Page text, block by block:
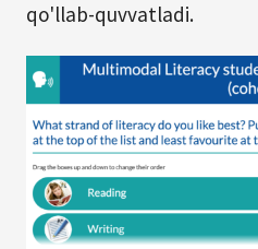
qo'llab-quvvatladi.